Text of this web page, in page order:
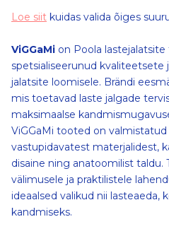
Loe siit kuidas valida õiges
ViGGaMi on Poola
spetsialiseerunud
jalatsite loomisele. Brändi
mis toetavad laste jalgade
maksimaalse
ViGGaMi tooted on
vastupidavatest materjalidest,
disaine ning anatoomilist taldu.
välimusele ja praktilistele
ideaalsed valikud nii lasteaeda,
kandmiseks.